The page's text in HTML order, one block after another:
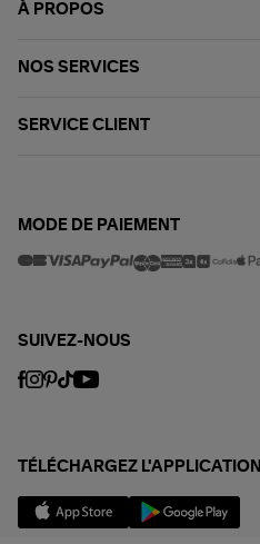
À PROPOS
NOS SERVICES
SERVICE CLIENT
MODE DE PAIEMENT
SUIVEZ-NOUS
TÉLÉCHARGEZ L'APPLICATION